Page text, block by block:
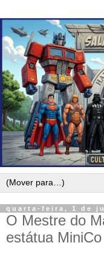
quarta-feira, 1 de
O Mestre do
estátua